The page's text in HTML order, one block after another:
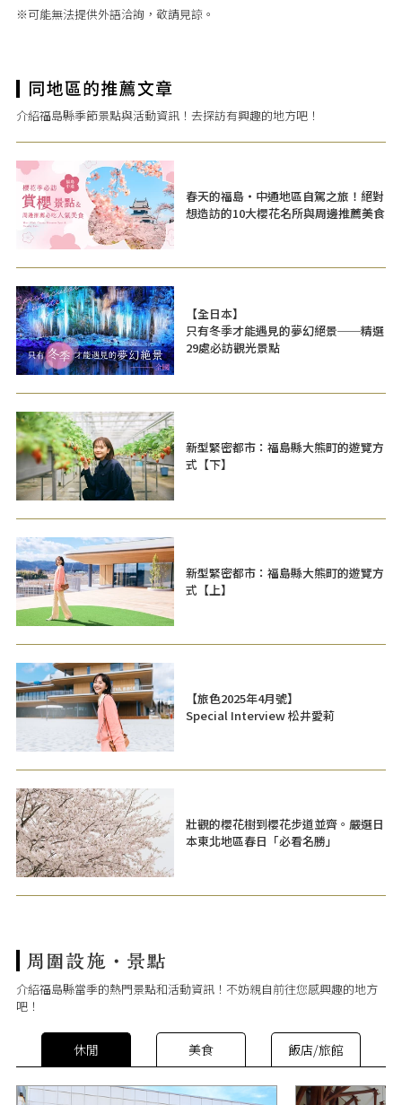
※可能無法提供外語洽詢，敬請見諒。
介紹福島縣季節景點與活動資訊！去探訪有興趣的地方吧！
春天的福島・中通地區自駕之旅！絕對
想造訪的10大櫻花名所與周邊推薦美食
【全日本】
只有冬季才能遇見的夢幻絕景──精選
29處必訪觀光景點
新型緊密都市：福島縣大熊町的遊覽方
式【下】
新型緊密都市：福島縣大熊町的遊覽方
式【上】
【旅色2025年4月號】
Special Interview 松井愛莉
壯觀的櫻花樹到櫻花步道並齊。嚴選日
本東北地區春日「必看名勝」
介紹福島縣當季的熱門景點和活動資訊！不妨親自前往您感興趣的地方
吧！
休閒 美食 飯店/旅館